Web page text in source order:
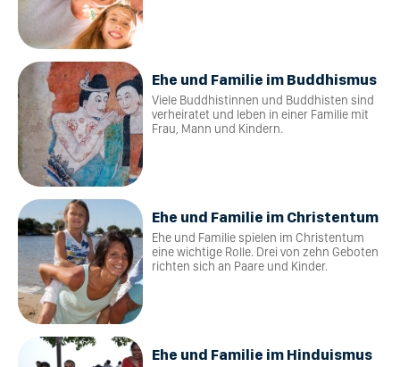
Ehe und Familie im Buddhismus
Viele Buddhistinnen und Buddhisten sind
verheiratet und leben in einer Familie mit
Frau, Mann und Kindern.
Ehe und Familie im Christentum
Ehe und Familie spielen im Christentum
eine wichtige Rolle. Drei von zehn Geboten
richten sich an Paare und Kinder.
Ehe und Familie im Hinduismus